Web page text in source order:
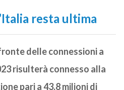
resta ultima
delle connessioni a
risulterà connesso alla
pari a 43,8 milioni di